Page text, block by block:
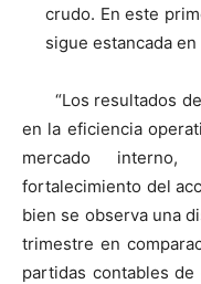
crudo. En este
sigue estancada
“Los resultados
en la eficiencia
mercado
fortalecimiento del
bien se observa una
trimestre en
partidas contables